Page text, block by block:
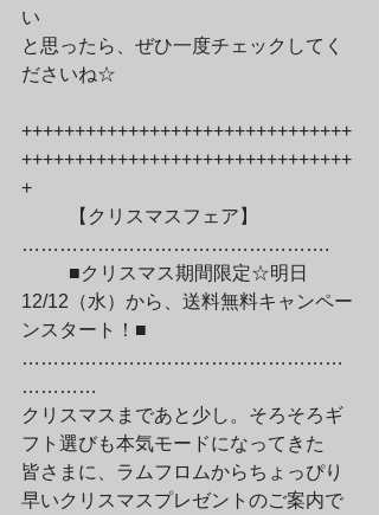
い
と思ったら、ぜひ一度チェックしてく
ださいね☆
+++++++++++++++++++++++++++++++
+++++++++++++++++++++++++++++++
+
………………………………………….
12/12（水）から、送料無料キャンペー
ンスタート！■
……………………………………………
…………
クリスマスまであと少し。そろそろギ
フト選びも本気モードになってきた
皆さまに、ラムフロムからちょっぴり
早いクリスマスプレゼントのご案内で